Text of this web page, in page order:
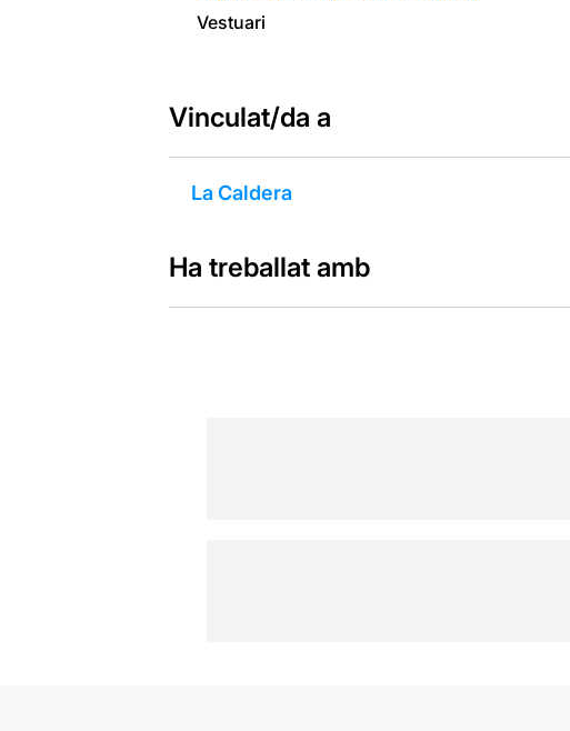
Vestuari
Vinculat/da a
La Caldera
Ha treballat amb